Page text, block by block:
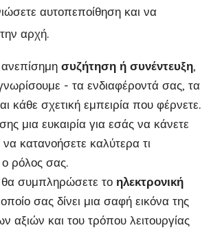
αυτοπεποίθηση και να
αρχή.
συζήτηση ή συνέντευξη,
- τα ενδιαφέροντά σας, τα
κάθε σχετική εμπειρία που φέρνετε.
μια ευκαιρία για εσάς να κάνετε
να κατανοήσετε καλύτερα τι
ρόλος σας.
θα συμπληρώσετε το ηλεκτρονική
σας δίνει μια σαφή εικόνα της
αξιών και του τρόπου λειτουργίας